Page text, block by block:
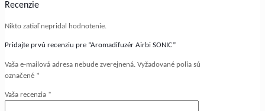
Recenzie
Nikto zatiaľ nepridal hodnotenie.
Pridajte prvú recenziu pre “Aromadifuzér Airbi SONIC”
Vaša e-mailová adresa nebude zverejnená. Vyžadované polia sú
označené *
Vaša recenzia *